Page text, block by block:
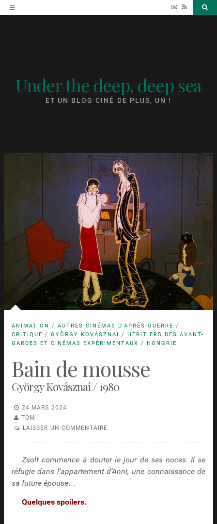
Accéder
au
✉ RSS
Under the deep, deep sea
ET UN BLOG CINÉ DE PLUS, UN !
ANIMATION / AUTRES CINÉMAS D'APRÈS-GUERRE /
CRITIQUE / GYÖRGY KOVÁSZNAI / HÉRITIERS DES AVANT-
GARDES ET CINÉMAS EXPÉRIMENTAUX / HONGRIE
Bain de mousse
György Kovásznai / 1980
24 MARS 2024
TOM
LAISSER UN COMMENTAIRE
Zsolt commence à douter le jour de ses noces. Il se
réfugie dans l’appartement d’Anni, une connaissance de
sa future épouse…
Quelques spoilers.